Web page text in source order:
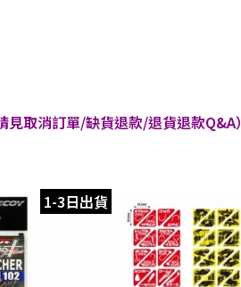
見取消訂單/缺貨退款/退貨退款Q&A）
1-3日出貨